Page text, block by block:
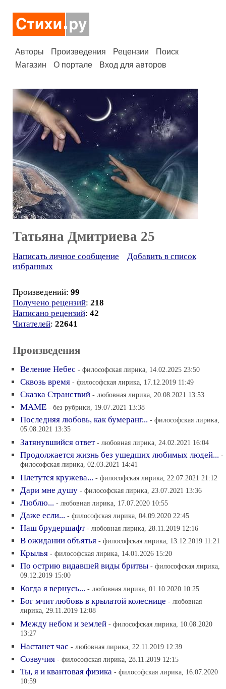
Авторы Произведения Рецензии
Поиск
Магазин
О портале Вход для авторов
Татьяна Дмитриева 25
Написать личное сообщение
Добавить в список
избранных
Произведений: 99
Получено рецензий: 218
Написано рецензий: 42
Читателей: 22641
Произведения
Веление Небес - философская лирика, 14.02.2025 23:50
Сквозь время - философская лирика, 17.12.2019 11:49
Сказка Странствий - любовная лирика, 20.08.2021 13:53
МАМЕ - без рубрики, 19.07.2021 13:38
Последняя любовь, как бумеранг... - философская лирика,
05.08.2021 13:35
Затянувшийся ответ - любовная лирика, 24.02.2021 16:04
Продолжается жизнь без ушедших любимых людей... -
философская лирика, 02.03.2021 14:41
Плетутся кружева... - философская лирика, 22.07.2021 21:12
Дари мне душу - философская лирика, 23.07.2021 13:36
Люблю... - любовная лирика, 17.07.2020 10:55
Даже если... - философская лирика, 04.09.2020 22:45
Наш брудершафт - любовная лирика, 28.11.2019 12:16
В ожидании объятья - философская лирика, 13.12.2019 11:21
Крылья - философская лирика, 14.01.2026 15:20
По острию видавшей виды бритвы - философская лирика,
09.12.2019 15:00
Когда я вернусь... - любовная лирика, 01.10.2020 10:25
Бог мчит любовь в крылатой колеснице - любовная
лирика, 29.11.2019 12:08
Между небом и землей - философская лирика, 10.08.2020
13:27
Настанет час - любовная лирика, 22.11.2019 12:39
Созвучия - философская лирика, 28.11.2019 12:15
Ты, я и квантовая физика - философская лирика, 16.07.2020
10:59